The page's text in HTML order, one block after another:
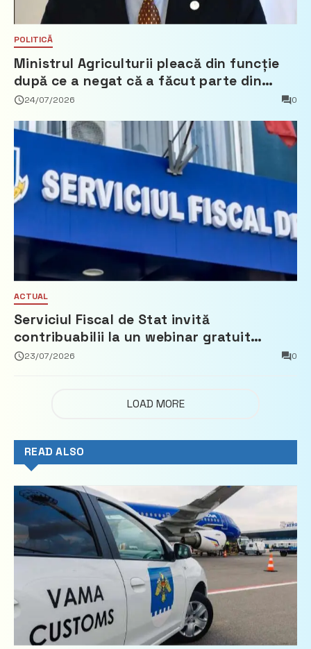
POLITICĂ
Ministrul Agriculturii pleacă din funcție
după ce a negat că a făcut parte din
Partidul Democrat
24/07/2026 0
ACTUAL
Serviciul Fiscal de Stat invită
contribuabilii la un webinar gratuit
privind calculul impozitului pe bunurile
23/07/2026 0
LOAD MORE
READ ALSO